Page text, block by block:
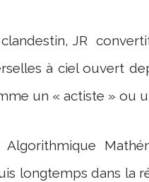
JR
à ciel ouvert
un « actiste » ou
Algorithmique
longtemps dans la